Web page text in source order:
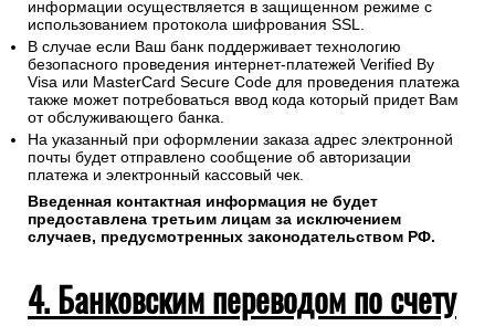
информации осуществляется в защищенном режиме с
использованием протокола шифрования SSL.
В случае если Ваш банк поддерживает технологию
безопасного проведения интернет-платежей Verified By
Visa или MasterCard Secure Code для проведения платежа
также может потребоваться ввод кода который придет Вам
от обслуживающего банка.
На указанный при оформлении заказа адрес электронной
почты будет отправлено сообщение об авторизации
платежа и электронный кассовый чек.
Введенная контактная информация не будет
предоставлена третьим лицам за исключением
случаев, предусмотренных законодательством РФ.
4. Банковским переводом по счету